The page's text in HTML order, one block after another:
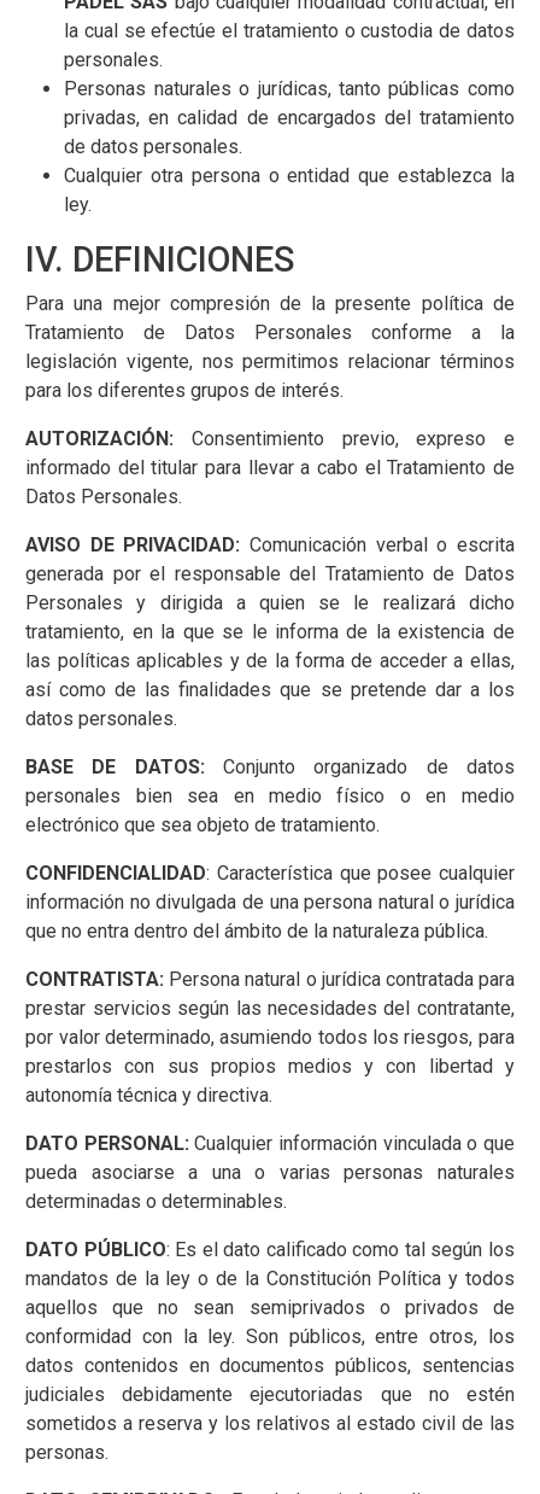
la cual se efectúe el tratamiento o custodia de datos
personales.
Personas naturales o jurídicas, tanto públicas como
privadas, en calidad de encargados del tratamiento
de datos personales.
Cualquier otra persona o entidad que establezca la
ley.
IV. DEFINICIONES
Para una mejor compresión de la presente política de
Tratamiento de Datos Personales conforme a la
legislación vigente, nos permitimos relacionar términos
para los diferentes grupos de interés.
AUTORIZACIÓN: Consentimiento previo, expreso e
informado del titular para llevar a cabo el Tratamiento de
Datos Personales.
AVISO DE PRIVACIDAD: Comunicación verbal o escrita
generada por el responsable del Tratamiento de Datos
Personales y dirigida a quien se le realizará dicho
tratamiento, en la que se le informa de la existencia de
las políticas aplicables y de la forma de acceder a ellas,
así como de las finalidades que se pretende dar a los
datos personales.
BASE DE DATOS: Conjunto organizado de datos
personales bien sea en medio físico o en medio
electrónico que sea objeto de tratamiento.
CONFIDENCIALIDAD: Característica que posee cualquier
información no divulgada de una persona natural o jurídica
que no entra dentro del ámbito de la naturaleza pública.
CONTRATISTA: Persona natural o jurídica contratada para
prestar servicios según las necesidades del contratante,
por valor determinado, asumiendo todos los riesgos, para
prestarlos con sus propios medios y con libertad y
autonomía técnica y directiva.
DATO PERSONAL:Cualquier información vinculada o que
pueda asociarse a una o varias personas naturales
determinadas o determinables.
DATO PÚBLICO: Es el dato calificado como tal según los
mandatos de la ley o de la Constitución Política y todos
aquellos que no sean semiprivados o privados de
conformidad con la ley. Son públicos, entre otros, los
datos contenidos en documentos públicos, sentencias
judiciales debidamente ejecutoriadas que no estén
sometidos a reserva y los relativos al estado civil de las
personas.